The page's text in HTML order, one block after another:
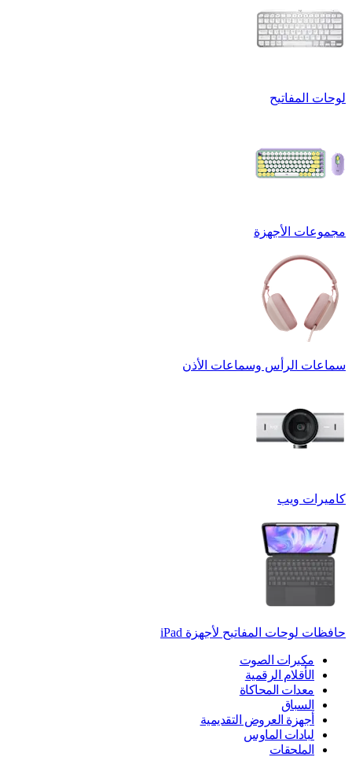
لوحات المفاتيح
مجموعات الأجهزة
سماعات الرأس وسماعات الأذن
كاميرات ويب
حافظات لوحات المفاتيح لأجهزة ‏iPad
مكبرات الصوت
الأقلام الرقمية
معدات المحاكاة
السباق
أجهزة العروض التقديمية
لبادات الماوس
الملحقات